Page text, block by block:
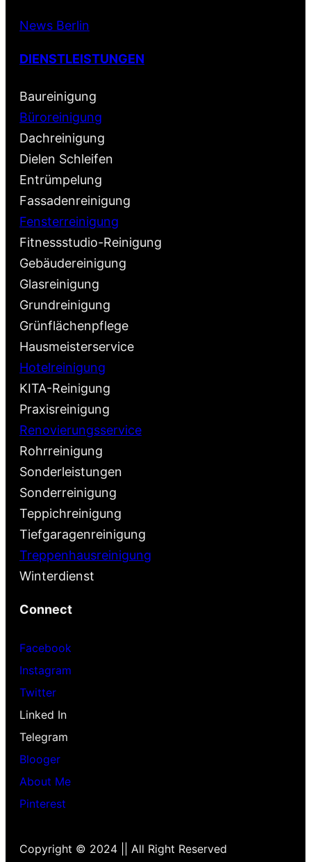
News Berlin
DIENSTLEISTUNGEN
Baureinigung
Büroreinigung
Dachreinigung
Dielen Schleifen
Entrümpelung
Fassadenreinigung
Fensterreinigung
Fitnessstudio-Reinigung
Gebäudereinigung
Glasreinigung
Grundreinigung
Grünflächenpflege
Hausmeisterservice
Hotelreinigung
KITA-Reinigung
Praxisreinigung
Renovierungsservice
Rohrreinigung
Sonderleistungen
Sonderreinigung
Teppichreinigung
Tiefgaragenreinigung
Treppenhausreinigung
Winterdienst
Connect
Facebook
Instagram
Twitter
Linked In
Telegram
Blooger
About Me
Pinterest
Copyright © 2024 || All Right Reserved